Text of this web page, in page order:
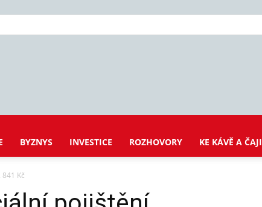
BYZNYS INVESTICE ROZHOVORY KE KÁVĚ A ČAJI
Kč